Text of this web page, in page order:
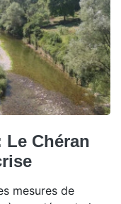
Le Chéran
mesures de